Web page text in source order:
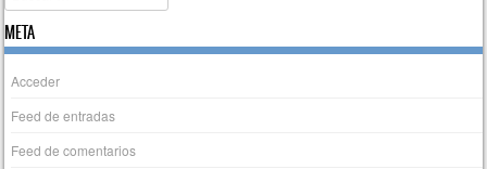
META
Acceder
Feed de entradas
Feed de comentarios